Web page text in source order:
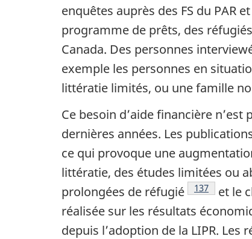
enquêtes auprès des FS du PAR
programme de prêts, des
Canada. Des personnes
exemple les personnes en
littératie limités, ou une famille
Ce besoin d’aide financière
dernières années. Les
ce qui provoque une
littératie, des études limitées ou
prolongées de réfugié
Notes de bas
137 et le
réalisée sur les résultats
depuis l’adoption de la LIPR.